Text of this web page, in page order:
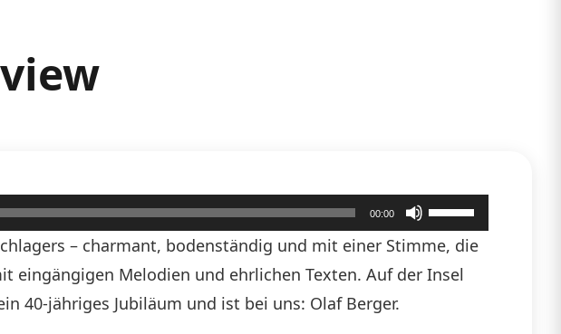
00:00
Pfeiltasten
Hoch/Runter
benutzen,
– charmant, bodenständig und mit einer Stimme, die
eingängigen Melodien und ehrlichen Texten. Auf der Insel
40-jähriges Jubiläum und ist bei uns: Olaf Berger.